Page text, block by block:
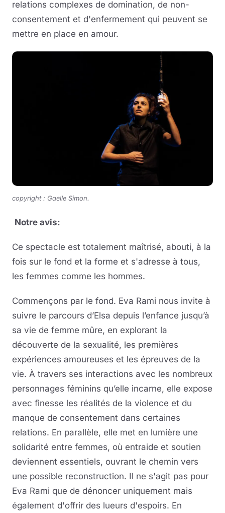
relations complexes de domination, de non-
consentement et d'enfermement qui peuvent se
mettre en place en amour.
copyright : Gaelle Simon.
Notre avis:
Ce spectacle est totalement maîtrisé, abouti, à la
fois sur le fond et la forme et s'adresse à tous,
les femmes comme les hommes.
Commençons par le fond. Eva Rami nous invite à
suivre le parcours d’Elsa depuis l’enfance jusqu’à
sa vie de femme mûre, en explorant la
découverte de la sexualité, les premières
expériences amoureuses et les épreuves de la
vie. À travers ses interactions avec les nombreux
personnages féminins qu’elle incarne, elle expose
avec finesse les réalités de la violence et du
manque de consentement dans certaines
relations. En parallèle, elle met en lumière une
solidarité entre femmes, où entraide et soutien
deviennent essentiels, ouvrant le chemin vers
une possible reconstruction. Il ne s'agit pas pour
Eva Rami que de dénoncer uniquement mais
également d'offrir des lueurs d'espoirs. En